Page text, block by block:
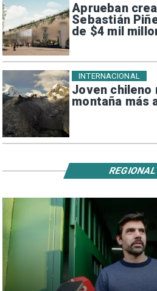
Aprueban
Sebastián
de $4 mil
Joven chileno
montaña más
INTERNACIONAL
REGIONAL